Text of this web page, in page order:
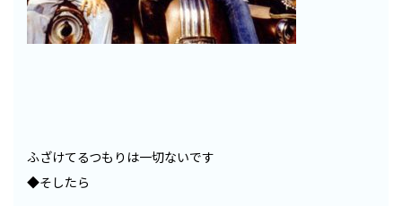
ふざけてるつもりは一切ないです
◆そしたら